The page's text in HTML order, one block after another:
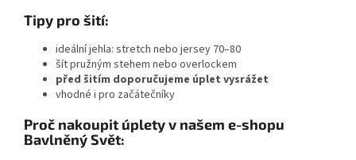
Tipy pro šití:
ideální jehla: stretch nebo jersey 70–80
šít pružným stehem nebo overlockem
před šitím doporučujeme úplet vysrážet
vhodné i pro začátečníky
Proč nakoupit úplety v našem e-shopu
Bavlněný Svět: